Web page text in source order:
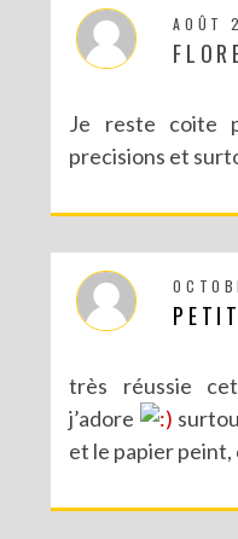
AOÛT
Je reste coite
precisions et
très réussie
j’adore
et le papier peint,